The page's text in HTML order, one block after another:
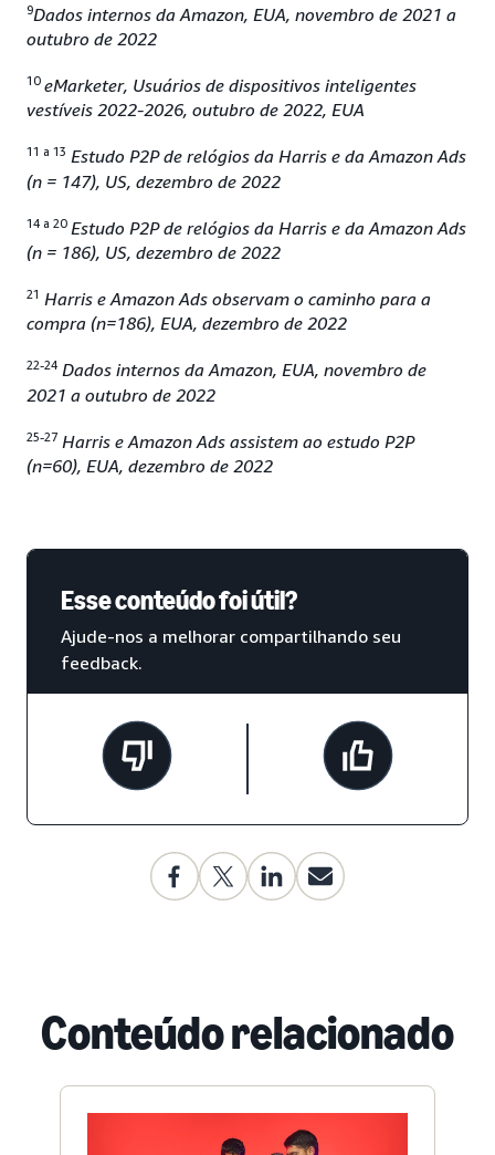
9Dados internos da Amazon, EUA, novembro de 2021 a
outubro de 2022
10 eMarketer, Usuários de dispositivos inteligentes
vestíveis 2022-2026, outubro de 2022, EUA
11 a 13 Estudo P2P de relógios da Harris e da Amazon Ads
(n = 147), US, dezembro de 2022
14 a 20 Estudo P2P de relógios da Harris e da Amazon Ads
(n = 186), US, dezembro de 2022
21 Harris e Amazon Ads observam o caminho para a
compra (n=186), EUA, dezembro de 2022
22-24 Dados internos da Amazon, EUA, novembro de
2021 a outubro de 2022
25-27 Harris e Amazon Ads assistem ao estudo P2P
(n=60), EUA, dezembro de 2022
Esse conteúdo foi útil?
Ajude-nos a melhorar compartilhando seu
feedback.
Conteúdo relacionado